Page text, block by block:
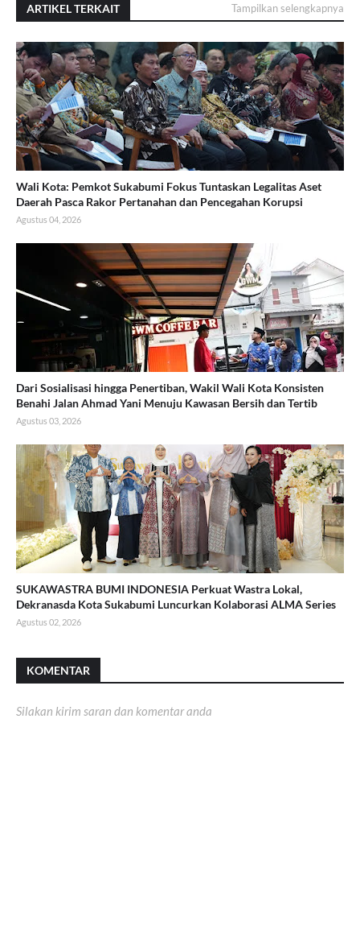
ARTIKEL TERKAIT Tampilkan selengkapnya
Wali Kota: Pemkot Sukabumi Fokus Tuntaskan Legalitas Aset
Daerah Pasca Rakor Pertanahan dan Pencegahan Korupsi
Agustus 04, 2026
Dari Sosialisasi hingga Penertiban, Wakil Wali Kota Konsisten
Benahi Jalan Ahmad Yani Menuju Kawasan Bersih dan Tertib
Agustus 03, 2026
SUKAWASTRA BUMI INDONESIA Perkuat Wastra Lokal,
Dekranasda Kota Sukabumi Luncurkan Kolaborasi ALMA Series
Agustus 02, 2026
KOMENTAR
Silakan kirim saran dan komentar anda